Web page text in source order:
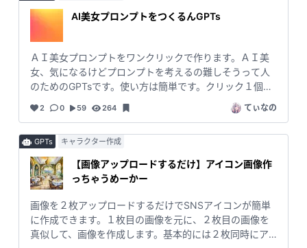
に弱みを強みに変える逆転の発想を取り入れます。 ４．
魅力的なSNSコンテンツ作成 ： アピールポイントを基
に、絵文字を活用したLINE・Instagram用の投稿内容
や、Instagramリール動画の台本を作成します。 #SWOT
分析 #アピールポイント #販売戦略 #文章作成 #LINE
#instaglam #配信コンテンツ作成 #リール動画 #台本作
AI美女プロンプトをつくるんGPTs
ＡＩ美女プロンプトをワンクリックで作ります。ＡＩ美
女、気になるけどプロンプトを考えるの難しそうって人
のためのGPTsです。使い方は簡単です。クリック１個で
終わります。テーマはランダムで決定します。そのまま
StableDiffsionやMidjourneyに貼り付けてください。コメ
女 #プロンプト #自動生成 #簡単 #ワンクリック
#StableDiffusion #Midjourney #GPTs
2 0 59 264 てぃなの
GPTs キャラクター作成
【画像アップロードするだけ】アイコン画像作
っちゃうめーかー
画像を２枚アップロードするだけでSNSアイコンが簡単
に作成できます。１枚目の画像を元に、２枚目の画像を
真似して、画像を作成します。基本的には２枚同時にア